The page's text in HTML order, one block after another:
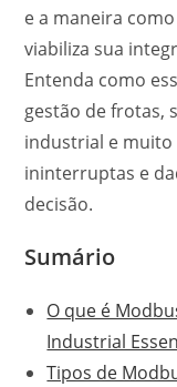
e a maneira
viabiliza sua
Entenda como
gestão de frotas,
industrial e
ininterruptas e
decisão.
Sumário
O que é
Industrial
Tipos de